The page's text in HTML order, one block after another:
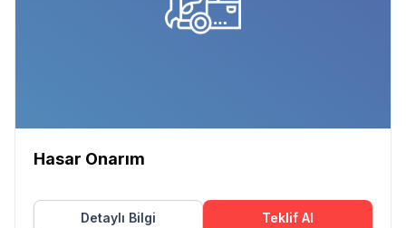
Hasar Onarım
Detaylı Bilgi Teklif Al